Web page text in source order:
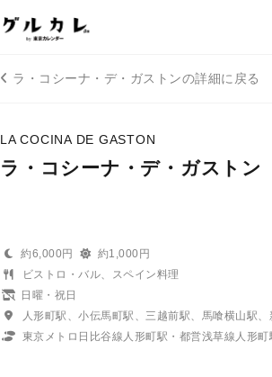
ラ・コシーナ・デ・ガストンの詳細に戻る
LA COCINA DE GASTON
ラ・コシーナ・デ・ガストン
約6,000円
約1,000円
ビストロ・バル、スペイン料理
日曜・祝日
人形町駅、小伝馬町駅、三越前駅、馬喰横山駅
東京メトロ日比谷線人形町駅・都営浅草線人形